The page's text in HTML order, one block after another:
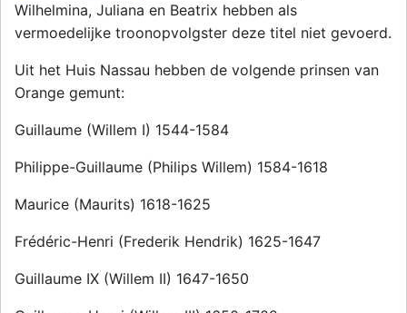
Wilhelmina, Juliana en Beatrix hebben als
vermoedelijke troonopvolgster deze titel niet gevoerd.
Uit het Huis Nassau hebben de volgende prinsen van
Orange gemunt:
Guillaume (Willem I) 1544-1584
Philippe-Guillaume (Philips Willem) 1584-1618
Maurice (Maurits) 1618-1625
Frédéric-Henri (Frederik Hendrik) 1625-1647
Guillaume IX (Willem II) 1647-1650